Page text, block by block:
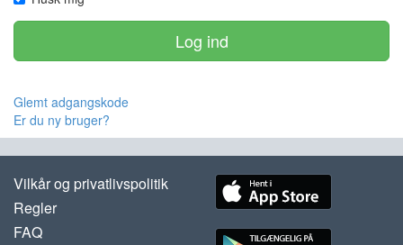
Log ind
Glemt adgangskode
Er du ny bruger?
Vilkår og privatlivspolitik
Regler
FAQ